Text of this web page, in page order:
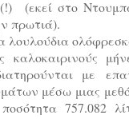
(εκεί στο
πρωτιά).
λουλούδια
καλοκαιρινούς
με
μέσω μιας
757.082